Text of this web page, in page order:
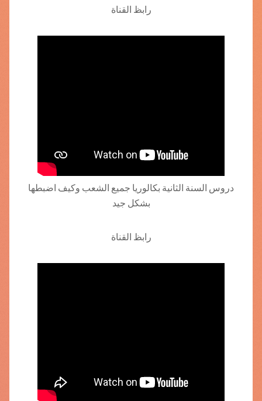
رابظ القناة
دروس السنة الثانية بكالوريا جميع الشعب وكيف اضبطها
بشكل جيد
رابظ القناة